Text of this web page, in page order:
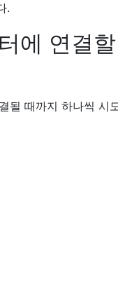
.
에 연결
될 때까지 하나씩 시